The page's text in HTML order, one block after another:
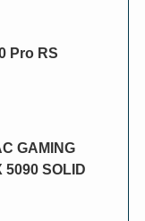
Pro RS
GAMING
5090 SOLID